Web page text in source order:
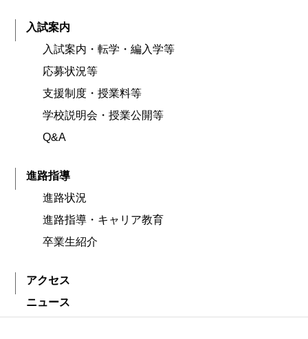
入試案内
入試案内・転学・編入学等
応募状況等
支援制度・授業料等
学校説明会・授業公開等
Q&A
進路指導
進路状況
進路指導・キャリア教育
卒業生紹介
アクセス
ニュース